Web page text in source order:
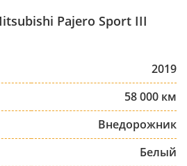
Pajero Sport III
2019
58 000 км
Внедорожник
Белый